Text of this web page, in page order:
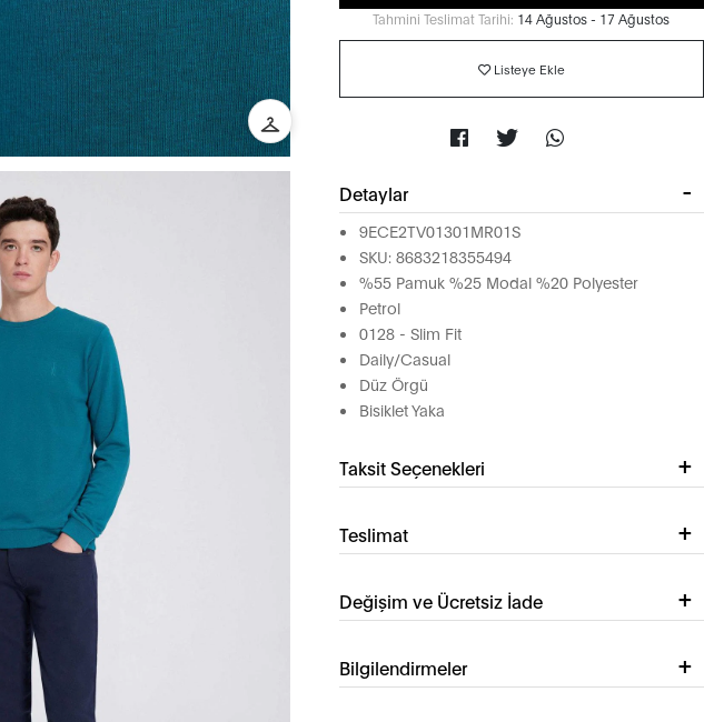
Tahmini Teslimat Tarihi: 14 Ağustos - 17 Ağustos
Listeye Ekle
Detaylar
9ECE2TV01301MR01S
SKU: 8683218355494
%55 Pamuk %25 Modal %20 Polyester
Petrol
0128 - Slim Fit
Daily/Casual
Düz Örgü
Bisiklet Yaka
Taksit Seçenekleri
Teslimat
Değişim ve Ücretsiz İade
Bilgilendirmeler